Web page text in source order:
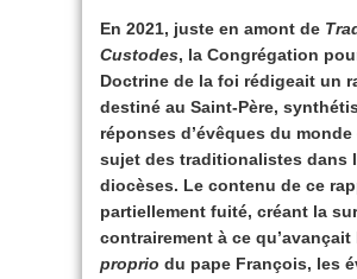
En 2021, juste en amont de
Custodes, la Congrégation
Doctrine de la foi rédigeait un
destiné au Saint-Père,
réponses d’évêques du monde
sujet des traditionalistes dans
diocèses. Le contenu de ce
partiellement fuité, créant la
contrairement à ce qu’avançait
proprio du pape François, les